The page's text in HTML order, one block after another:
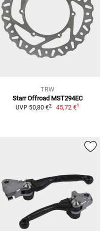
TRW
Starr Offroad MST294EC
UVP 50,80 €2 45,72 €1